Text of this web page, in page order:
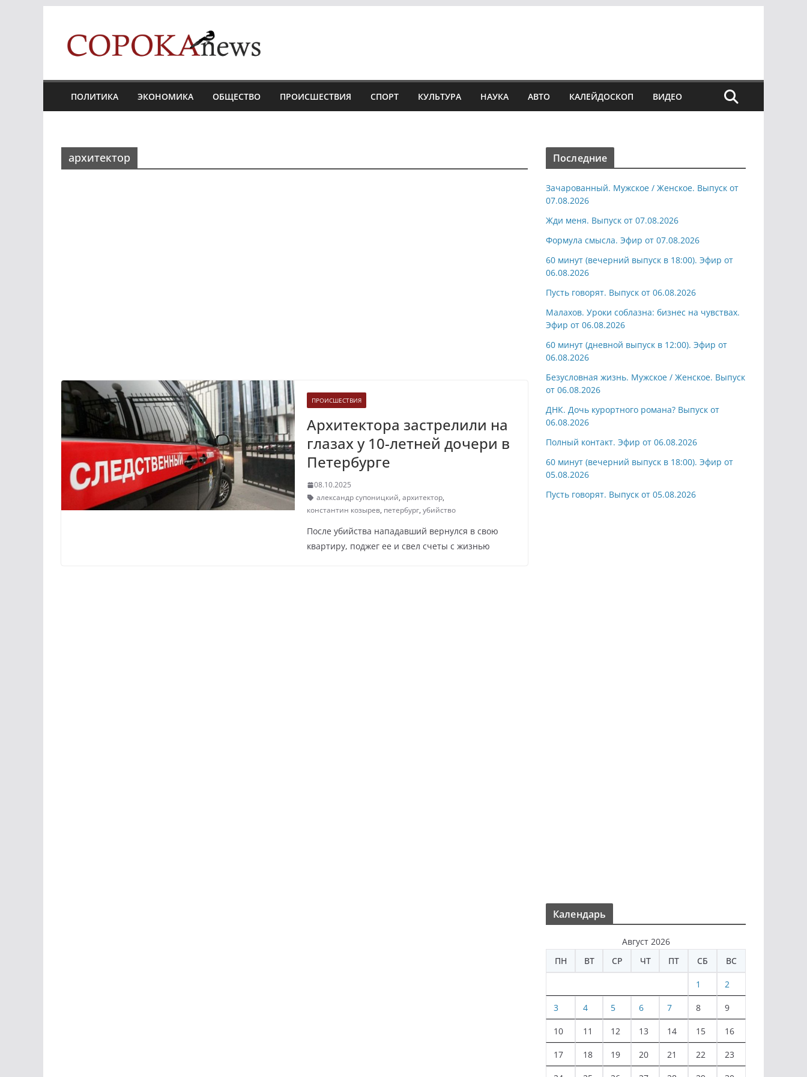
content
ПОЛИТИКА ЭКОНОМИКА ОБЩЕСТВО ПРОИСШЕСТВИЯ СПОРТ КУЛЬТУРА НАУКА АВТО КАЛЕЙДОСКОП ВИДЕО
архитектор
ПРОИСШЕСТВИЯ
Архитектора застрелили на
глазах у 10-летней дочери в
Петербурге
08.10.2025
александр супоницкий, архитектор,
константин козырев, петербург, убийство
После убийства нападавший вернулся в свою
квартиру, поджег ее и свел счеты с жизнью
Последние
Зачарованный. Мужское / Женское. Выпуск от
07.08.2026
Жди меня. Выпуск от 07.08.2026
Формула смысла. Эфир от 07.08.2026
60 минут (вечерний выпуск в 18:00). Эфир от
06.08.2026
Пусть говорят. Выпуск от 06.08.2026
Малахов. Уроки соблазна: бизнес на чувствах.
Эфир от 06.08.2026
60 минут (дневной выпуск в 12:00). Эфир от
06.08.2026
Безусловная жизнь. Мужское / Женское. Выпуск
от 06.08.2026
ДНК. Дочь курортного романа? Выпуск от
06.08.2026
Полный контакт. Эфир от 06.08.2026
60 минут (вечерний выпуск в 18:00). Эфир от
05.08.2026
Пусть говорят. Выпуск от 05.08.2026
Календарь
Август 2026
ПН
ВТ СР ЧТ ПТ СБ ВС
1 2
3 4 5 6 7 8 9
10 11 12 13 14 15 16
17 18 19 20 21 22 23